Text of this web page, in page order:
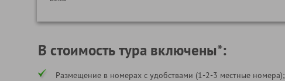
В стоимость тура включены*:
Размещение в номерах с удобствами (1-2-3 местные номера);